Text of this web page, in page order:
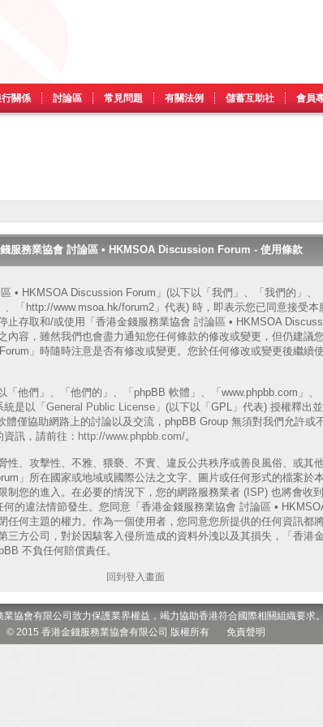
關係 討論區 常見問題 有關法例 儲蓄互助社 會員
服務業協會 討論區 • HKMSOA Discussion Forum - 使用條款
• HKMSOA Discussion Forum」(以下以「我們」、「我們的」、
「http://www.msoa.hk/forum2」代表) 時，即表示您已同意接受本
止存取和/或使用「香港金錢服務業協會 討論區 • HKMSOA
內容，雖然我們也會盡力通知您任何條款的修改或變更，但仍建議
」時隨時注意是否有修改或變更。您於任何修改或變更後繼續
他們」、「他們的」、「phpBB 軟體」、「www.phpbb.com」、
統是以「 General Public License」(以下以「GPL」代表) 授權釋出
體僅協助網路上的討論以及交流，phpBB Group 無須對我們允許或
訊，請前往： http://www.phpbb.com/。
性、攻擊性、不雅、猥褻、不實、違反公共秩序或善良風俗、或其
」所在國家或地域或國際公法之文字、圖片或任何形式的檔案於
制您的進入。在必要的情況下，您的網路服務業者 (ISP) 也將會收
的違法情節發生。您同意「香港金錢服務業協會 討論區 •
任何主題的權力。作為一個使用者，您同意您所提供的任何資訊都
三方公司，對於因駭客入侵所造成的資料外洩以及其損失，「香港
不負任何賠償責任。
回到登入畫面
業協會有限公司致力保護業界權益，竭力協助香港符合國際相關組織要求。
© 2015 香港金錢服務業協會有限公司 版權所有 免責聲明